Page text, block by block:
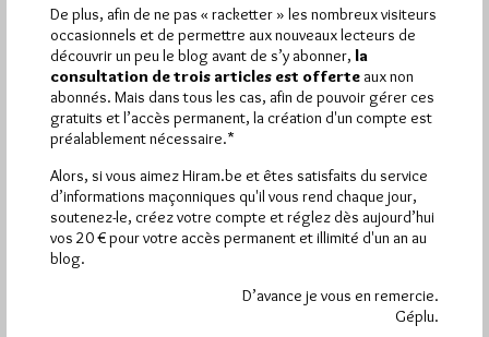
Quels sont les articles les plus lus du blog ?
Abonnement aux Newsletters - RSS
De plus, afin de ne pas « racketter » les nombreux visiteurs
occasionnels et de permettre aux nouveaux lecteurs de
découvrir un peu le blog avant de s’y abonner, la
consultation de trois articles est offerte aux non
abonnés. Mais dans tous les cas, afin de pouvoir gérer ces
gratuits et l’accès permanent, la création d'un compte est
préalablement nécessaire.*
Alors, si vous aimez Hiram.be et êtes satisfaits du service
d’informations maçonniques qu'il vous rend chaque jour,
soutenez-le, créez votre compte et réglez dès aujourd’hui
vos 20 € pour votre accès permanent et illimité d'un an au
blog.
D’avance je vous en remercie.
Géplu.